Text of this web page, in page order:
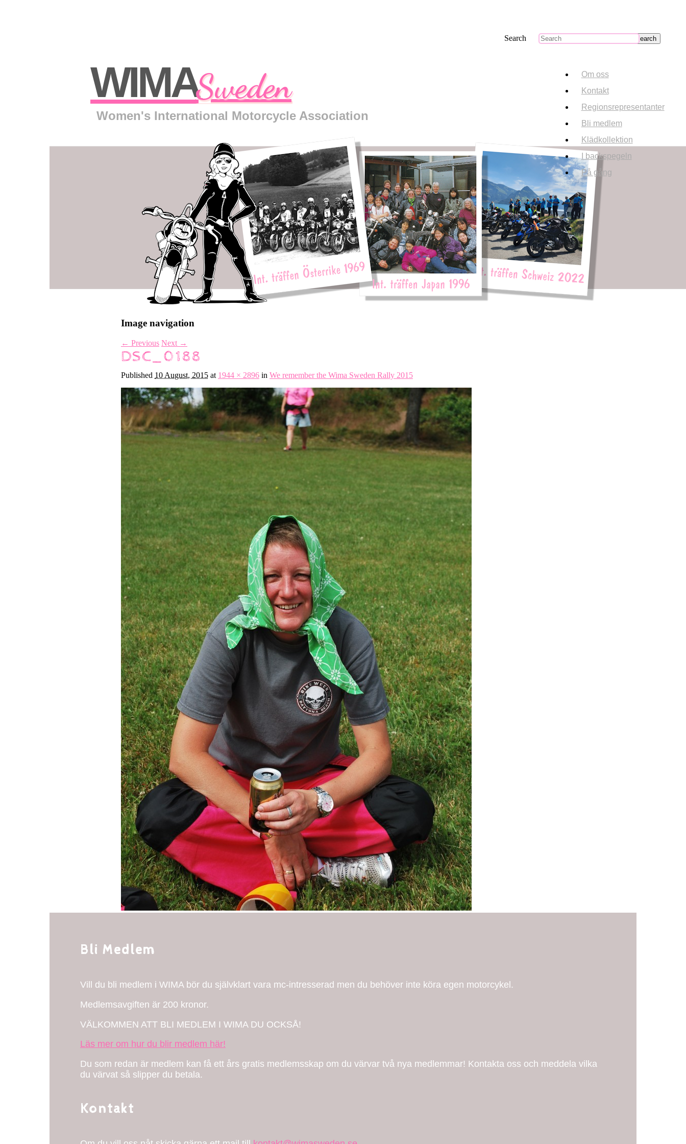
WIMASweden
Women's International Motorcycle Association
Search
Om oss
Kontakt
Regionsrepresentanter
Bli medlem
Klädkollektion
I backspegeln
På gång
Image navigation
← Previous Next →
DSC_0188
Published 10 August, 2015 at 1944 × 2896 in We remember the Wima Sweden Rally 2015
Bli Medlem
Vill du bli medlem i WIMA bör du självklart vara mc-intresserad men du behöver inte köra egen motorcykel.
Medlemsavgiften är 200 kronor.
VÄLKOMMEN ATT BLI MEDLEM I WIMA DU OCKSÅ!
Läs mer om hur du blir medlem här!
Du som redan är medlem kan få ett års gratis medlemsskap om du värvar två nya medlemmar! Kontakta oss och meddela vilka
du värvat så slipper du betala.
Kontakt